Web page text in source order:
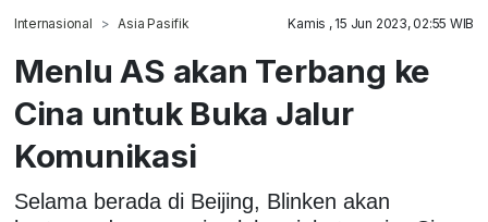
Internasional Asia Pasifik Kamis , 15 Jun 2023, 02:55 WIB
Menlu AS akan Terbang ke
Cina untuk Buka Jalur
Komunikasi
Selama berada di Beijing, Blinken akan